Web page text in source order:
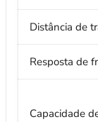
Distância de
Resposta de
Capacidade